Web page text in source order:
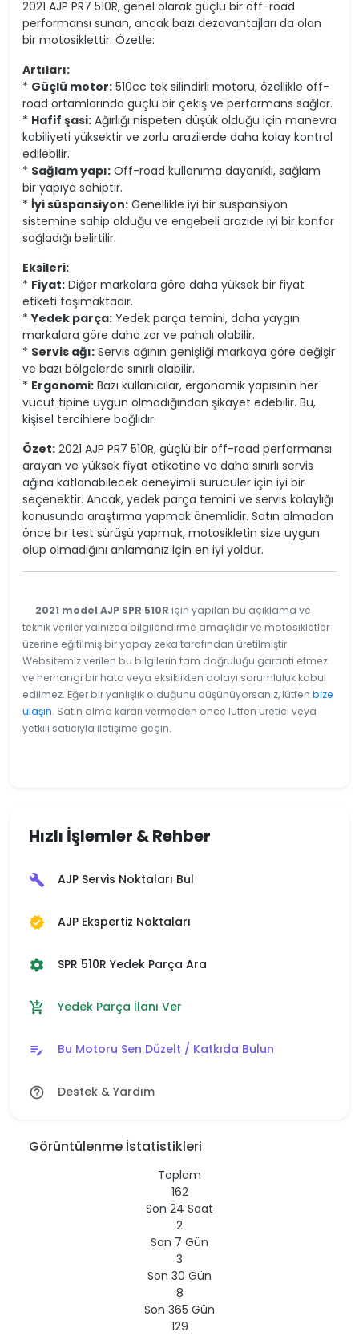
2021 AJP PR7 510R, genel olarak güçlü bir off-road
performansı sunan, ancak bazı dezavantajları da olan
bir motosiklettir. Özetle:
Artıları:
* Güçlü motor: 510cc tek silindirli motoru, özellikle off-
road ortamlarında güçlü bir çekiş ve performans sağlar.
* Hafif şasi: Ağırlığı nispeten düşük olduğu için manevra
kabiliyeti yüksektir ve zorlu arazilerde daha kolay kontrol
edilebilir.
* Sağlam yapı: Off-road kullanıma dayanıklı, sağlam
bir yapıya sahiptir.
* İyi süspansiyon: Genellikle iyi bir süspansiyon
sistemine sahip olduğu ve engebeli arazide iyi bir konfor
sağladığı belirtilir.
Eksileri:
* Fiyat: Diğer markalara göre daha yüksek bir fiyat
etiketi taşımaktadır.
*Yedek parça: Yedek parça temini, daha yaygın
markalara göre daha zor ve pahalı olabilir.
* Servis ağı: Servis ağının genişliği markaya göre değişir
ve bazı bölgelerde sınırlı olabilir.
* Ergonomi: Bazı kullanıcılar, ergonomik yapısının her
vücut tipine uygun olmadığından şikayet edebilir. Bu,
kişisel tercihlere bağlıdır.
Özet: 2021 AJP PR7 510R, güçlü bir off-road performansı
arayan ve yüksek fiyat etiketine ve daha sınırlı servis
ağına katlanabilecek deneyimli sürücüler için iyi bir
seçenektir. Ancak, yedek parça temini ve servis kolaylığı
konusunda araştırma yapmak önemlidir. Satın almadan
önce bir test sürüşü yapmak, motosikletin size uygun
olup olmadığını anlamanız için en iyi yoldur.
2021 model AJP SPR 510R için yapılan bu açıklama ve
teknik veriler yalnızca bilgilendirme amaçlıdır ve motosikletler
üzerine eğitilmiş bir yapay zeka tarafından üretilmiştir.
Websitemiz verilen bu bilgilerin tam doğruluğu garanti etmez
ve herhangi bir hata veya eksiklikten dolayı sorumluluk kabul
edilmez. Eğer bir yanlışlık olduğunu düşünüyorsanız, lütfen bize
ulaşın. Satın alma kararı vermeden önce lütfen üretici veya
yetkili satıcıyla iletişime geçin.
Hızlı İşlemler & Rehber
build AJP Servis Noktaları Bul
verified AJP Ekspertiz Noktaları
settings SPR 510R Yedek Parça Ara
add_shopping_cart Yedek Parça İlanı Ver
edit_note Bu Motoru Sen Düzelt / Katkıda Bulun
help_outline Destek & Yardım
Görüntülenme İstatistikleri
Toplam
162
Son 24 Saat
2
Son 7 Gün
3
Son 30 Gün
8
Son 365 Gün
129